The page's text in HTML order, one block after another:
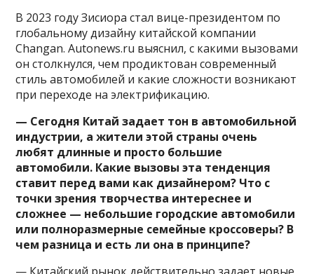
В 2023 году Зисиора стал вице-президентом по
глобальному дизайну китайской компании
Changan. Autonews.ru выяснил, с какими вызовами
он столкнулся, чем продиктован современный
стиль автомобилей и какие сложности возникают
при переходе на электрификацию.
— Сегодня Китай задает тон в автомобильной
индустрии, а жители этой страны очень
любят длинные и просто большие
автомобили. Какие вызовы эта тенденция
ставит перед вами как дизайнером? Что с
точки зрения творчества интереснее и
сложнее — небольшие городские автомобили
или полноразмерные семейные кроссоверы? В
чем разница и есть ли она в принципе?